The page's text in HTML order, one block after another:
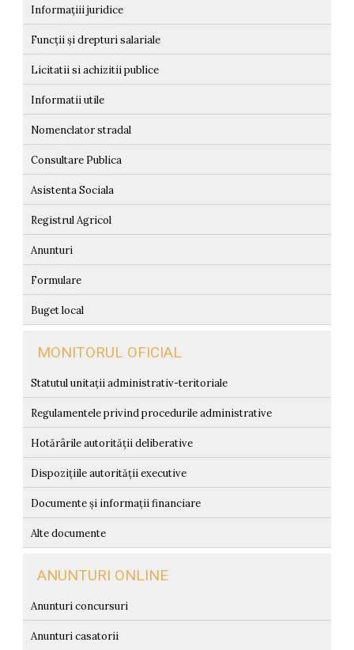
Informațiii juridice
Funcții și drepturi salariale
Licitatii si achizitii publice
Informatii utile
Nomenclator stradal
Consultare Publica
Asistenta Sociala
Registrul Agricol
Anunturi
Formulare
Buget local
MONITORUL OFICIAL
Statutul unitații administrativ-teritoriale
Regulamentele privind procedurile administrative
Hotărârile autorității deliberative
Dispozițiile autorității executive
Documente și informații financiare
Alte documente
ANUNTURI ONLINE
Anunturi concursuri
Anunturi casatorii